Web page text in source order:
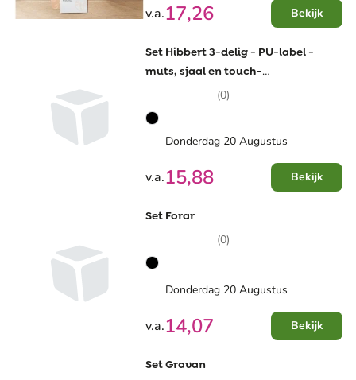
v.a.17,26 Bekijk
Set Hibbert 3-delig - PU-label -
muts, sjaal en touch-
handschoenen - zwarte doos
(0)
Donderdag 20 Augustus
v.a.15,88 Bekijk
Set Forar
(0)
Donderdag 20 Augustus
v.a.14,07 Bekijk
Set Gravan